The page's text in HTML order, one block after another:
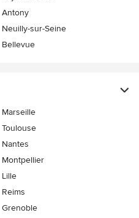
Antony
Neuilly-sur-Seine
Bellevue
Marseille
Toulouse
Nantes
Montpellier
Lille
Reims
Grenoble